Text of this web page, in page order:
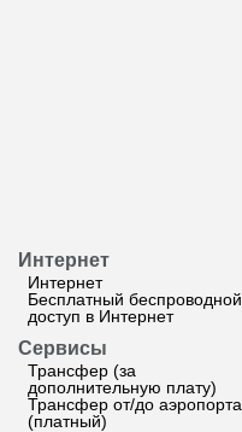
Интернет
Интернет
Бесплатный беспроводной
доступ в Интернет
Сервисы
Трансфер (за
дополнительную плату)
Трансфер от/до аэропорта
(платный)